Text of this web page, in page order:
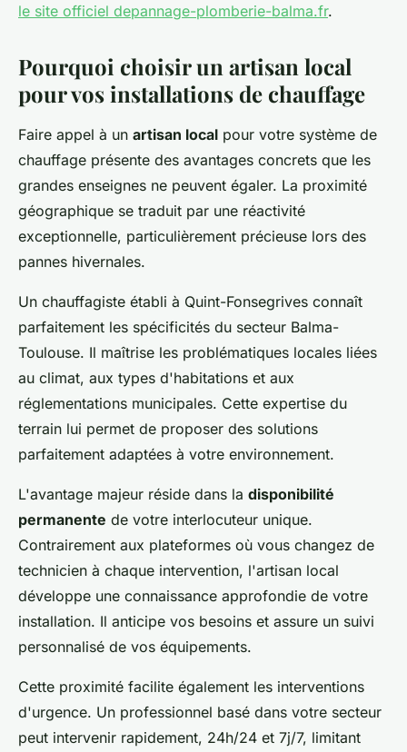
le site officiel depannage-plomberie-balma.fr.
Pourquoi choisir un artisan local
pour vos installations de chauffage
Faire appel à un artisan local pour votre système de
chauffage présente des avantages concrets que les
grandes enseignes ne peuvent égaler. La proximité
géographique se traduit par une réactivité
exceptionnelle, particulièrement précieuse lors des
pannes hivernales.
Un chauffagiste établi à Quint-Fonsegrives connaît
parfaitement les spécificités du secteur Balma-
Toulouse. Il maîtrise les problématiques locales liées
au climat, aux types d'habitations et aux
réglementations municipales. Cette expertise du
terrain lui permet de proposer des solutions
parfaitement adaptées à votre environnement.
L'avantage majeur réside dans la disponibilité
permanente de votre interlocuteur unique.
Contrairement aux plateformes où vous changez de
technicien à chaque intervention, l'artisan local
développe une connaissance approfondie de votre
installation. Il anticipe vos besoins et assure un suivi
personnalisé de vos équipements.
Cette proximité facilite également les interventions
d'urgence. Un professionnel basé dans votre secteur
peut intervenir rapidement, 24h/24 et 7j/7, limitant